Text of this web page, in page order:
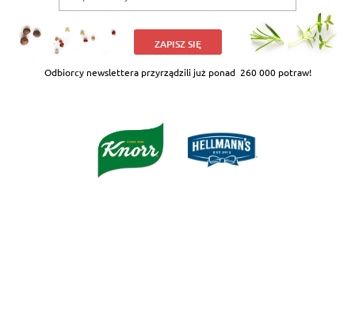
ZAPISZ SIĘ
Odbiorcy newslettera przyrządzili już ponad 260 000 potraw!